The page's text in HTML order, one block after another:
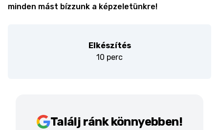
minden mást bízzunk a képzeletünkre!
Elkészítés
10 perc
Találj ránk könnyebben!